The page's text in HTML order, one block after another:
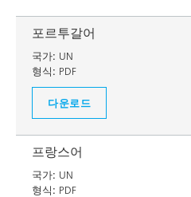
포르투갈어
국가: UN
형식: PDF
다운로드
프랑스어
국가: UN
형식: PDF